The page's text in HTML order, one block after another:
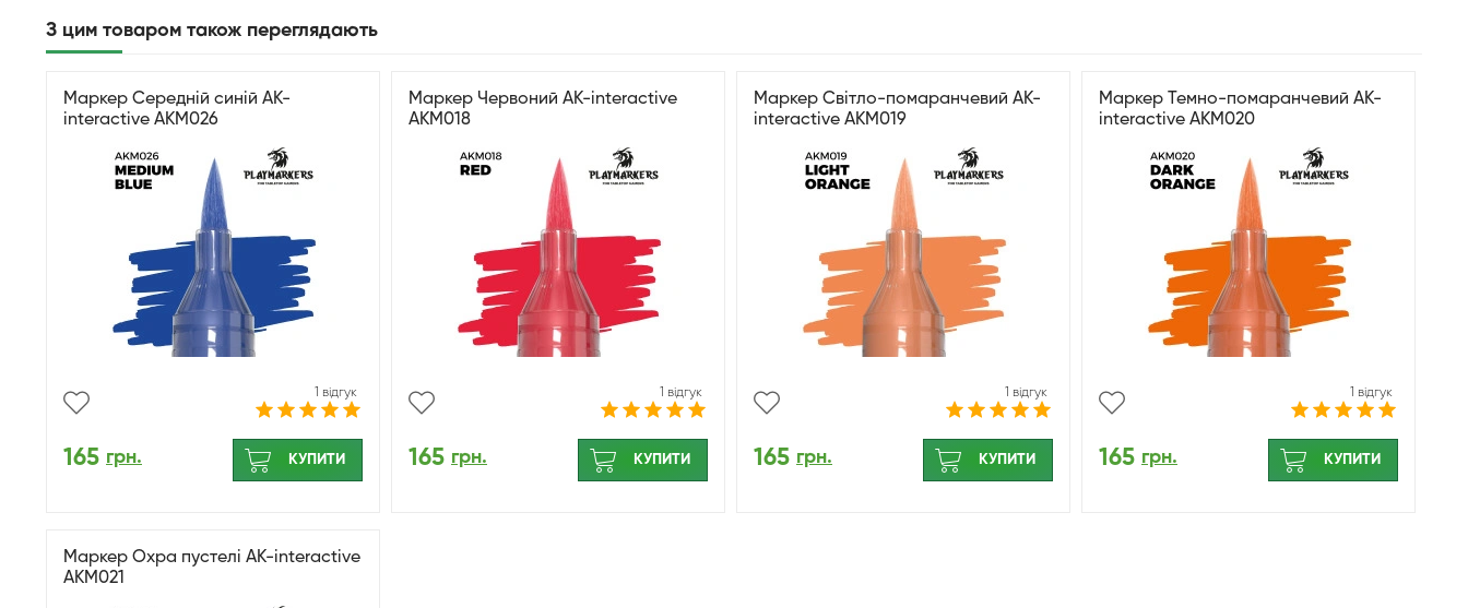
З цим товаром також переглядають
Маркер Середній синій AK-
interactive AKM026
1 відгук
165 грн. КУПИТИ
Маркер Червоний AK-interactive
AKM018
1 відгук
165 грн. КУПИТИ
Маркер Світло-помаранчевий AK-
interactive AKM019
1 відгук
165 грн. КУПИТИ
Маркер Темно-помаранчевий AK-
interactive AKM020
1 відгук
165 грн. КУПИТИ
Маркер Охра пустелі AK-interactive
AKM021